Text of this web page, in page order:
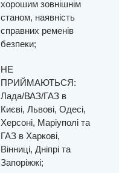
хорошим зовнішнім
станом, наявність
справних ременів
безпеки;
НЕ
ПРИЙМАЮТЬСЯ:
Лада/ВАЗ/ГАЗ в
Києві, Львові, Одесі,
Херсоні, Маріуполі та
ГАЗ в Харкові,
Вінниці, Дніпрі та
Запоріжжі;